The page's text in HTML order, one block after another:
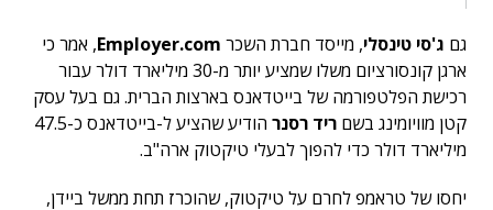
גם ג'סי טינסלי, מייסד חברת השכר Employer.com, אמר כי
ארגן קונסורציום משלו שמציע יותר מ-30 מיליארד דולר עבור
רכישת הפלטפורמה של בייטדאנס בארצות הברית. גם בעל עסק
קטן מוויומינג בשם ריד רסנר
הודיע שהציע ל-בייטדאנס כ-47.5
מיליארד דולר כדי להפוך לבעלי טיקטוק ארה"ב.
יחסו של טראמפ לחרם על טיקטוק, שהוכרז תחת ממשל ביידן,